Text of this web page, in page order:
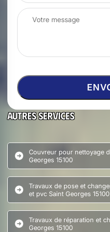
Autres services
Couvreur pour nettoyage
Georges 15100
Travaux de pose et
et pvc Saint Georges 15100
Travaux de réparation et
Georges 15100